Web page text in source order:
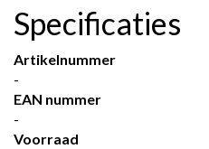
Specificaties
Artikelnummer
-
EAN nummer
-
Voorraad